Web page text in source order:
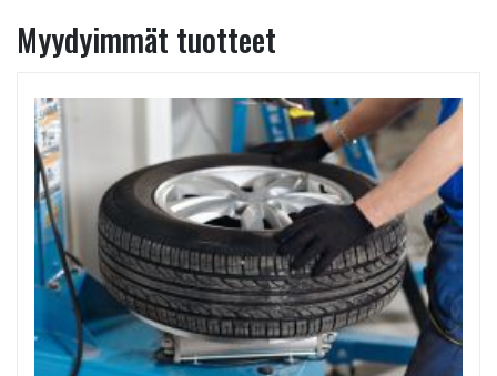
Myydyimmät tuotteet